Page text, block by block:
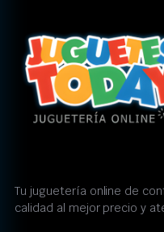
Tu juguetería online de
calidad al mejor precio y